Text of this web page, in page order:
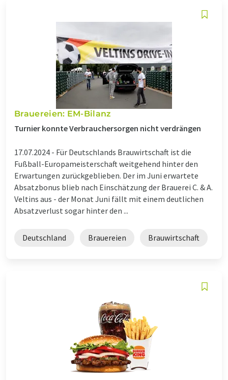
Brauereien: EM-Bilanz
Turnier konnte Verbrauchersorgen nicht verdrängen
17.07.2024 - Für Deutschlands Brauwirtschaft ist die
Fußball-Europameisterschaft weitgehend hinter den
Erwartungen zurückgeblieben. Der im Juni erwartete
Absatzbonus blieb nach Einschätzung der Brauerei C. & A.
Veltins aus - der Monat Juni fällt mit einem deutlichen
Absatzverlust sogar hinter den ...
Deutschland Brauereien Brauwirtschaft